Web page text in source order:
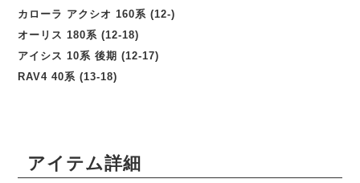
カローラ アクシオ 160系 (12-)
オーリス 180系 (12-18)
アイシス 10系 後期 (12-17)
RAV4 40系 (13-18)
アイテム詳細